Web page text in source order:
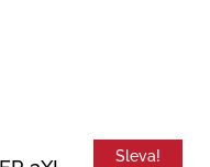
Sleva!